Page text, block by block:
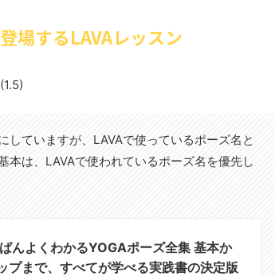
場するLAVAレッスン
(1.5)
していますが、LAVAで使っているポーズ名と
本は、LAVAで使われているポーズ名を優先し
んよくわかるYOGAポーズ全集 基本か
プまで、すべてが学べる実践書の決定版